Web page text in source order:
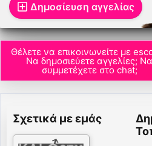
Δημοσίευση αγγελίας
Θέλετε να επικοινωνείτε με
Να δημοσιεύετε αγγελίες; Να
συμμετέχετε στο chat;
Σχετικά με εμάς